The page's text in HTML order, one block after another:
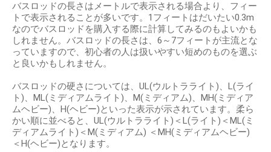
バスロッドの長さはメートルで表示される場合より、フィー
トで表示されることが多いです。1フィートはだいたい0.3m
なのでバスロッドを購入する際に計算してみるのもよいかも
しれません。バスロッドの長さは、6～7フィートが主流とな
っていますので、初心者の人は扱いやすい短めのものを選ぶ
と良いかもしれません。
バスロッドの硬さについては、UL(ウルトラライト)、L(ライ
ト)、ML(ミディアムライト)、M(ミディアム)、MH(ミディア
ムヘビー)、H(ヘビー)といった表示が示されています。柔ら
かい順に並べると、UL(ウルトラライト)＜L(ライト)＜ML(ミ
ディアムライト)＜M(ミディアム) ＜MH(ミディアムヘビー)
＜H(ヘビー)となります。